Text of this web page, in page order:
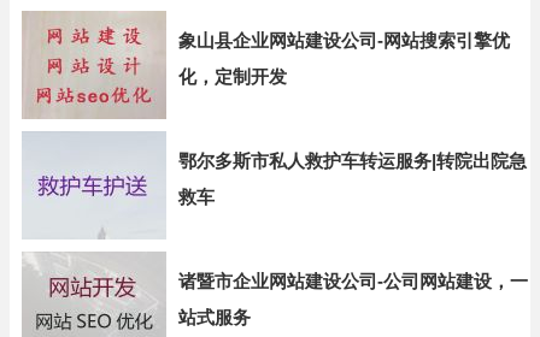
象山县企业网站建设公司-网站搜索引擎优
化，定制开发
鄂尔多斯市私人救护车转运服务|转院出院急
救车
诸暨市企业网站建设公司-公司网站建设，一
站式服务